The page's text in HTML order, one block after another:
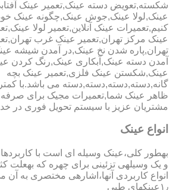
شکسته,تعویض دسته عینک,تعمیر عینک
عینک,لولا عینک,جوش عینک,چگونه عینک خود
کنیم,تعمیرات عینک آنلاین,تعمیر لولا
عینک مرکز تهران,تعمیر عینک غرب
تهران,پاره شدن نخ عینک,در آمدن شیشه
آمدن دسته عینک,آبکاری عینک,رنگ
عینک,شکستن عینک فلزی,تعمیر عینک بچه
گانه,دسته,دسته,دسته,دسته می باشد.با
ظاهر عینک شما,تعمیرات مجیک برای
مشتریان عزیز با سیستم تحویل فوری
انواع عینک
به­طور کلی،عینک وسیله ای است با
و یک وسیله­ی تزئینی برای چهره که به­علت
انواع کاربردی آنها،اشاره­ی مختصری به آن
۱٫عینکهای طبی